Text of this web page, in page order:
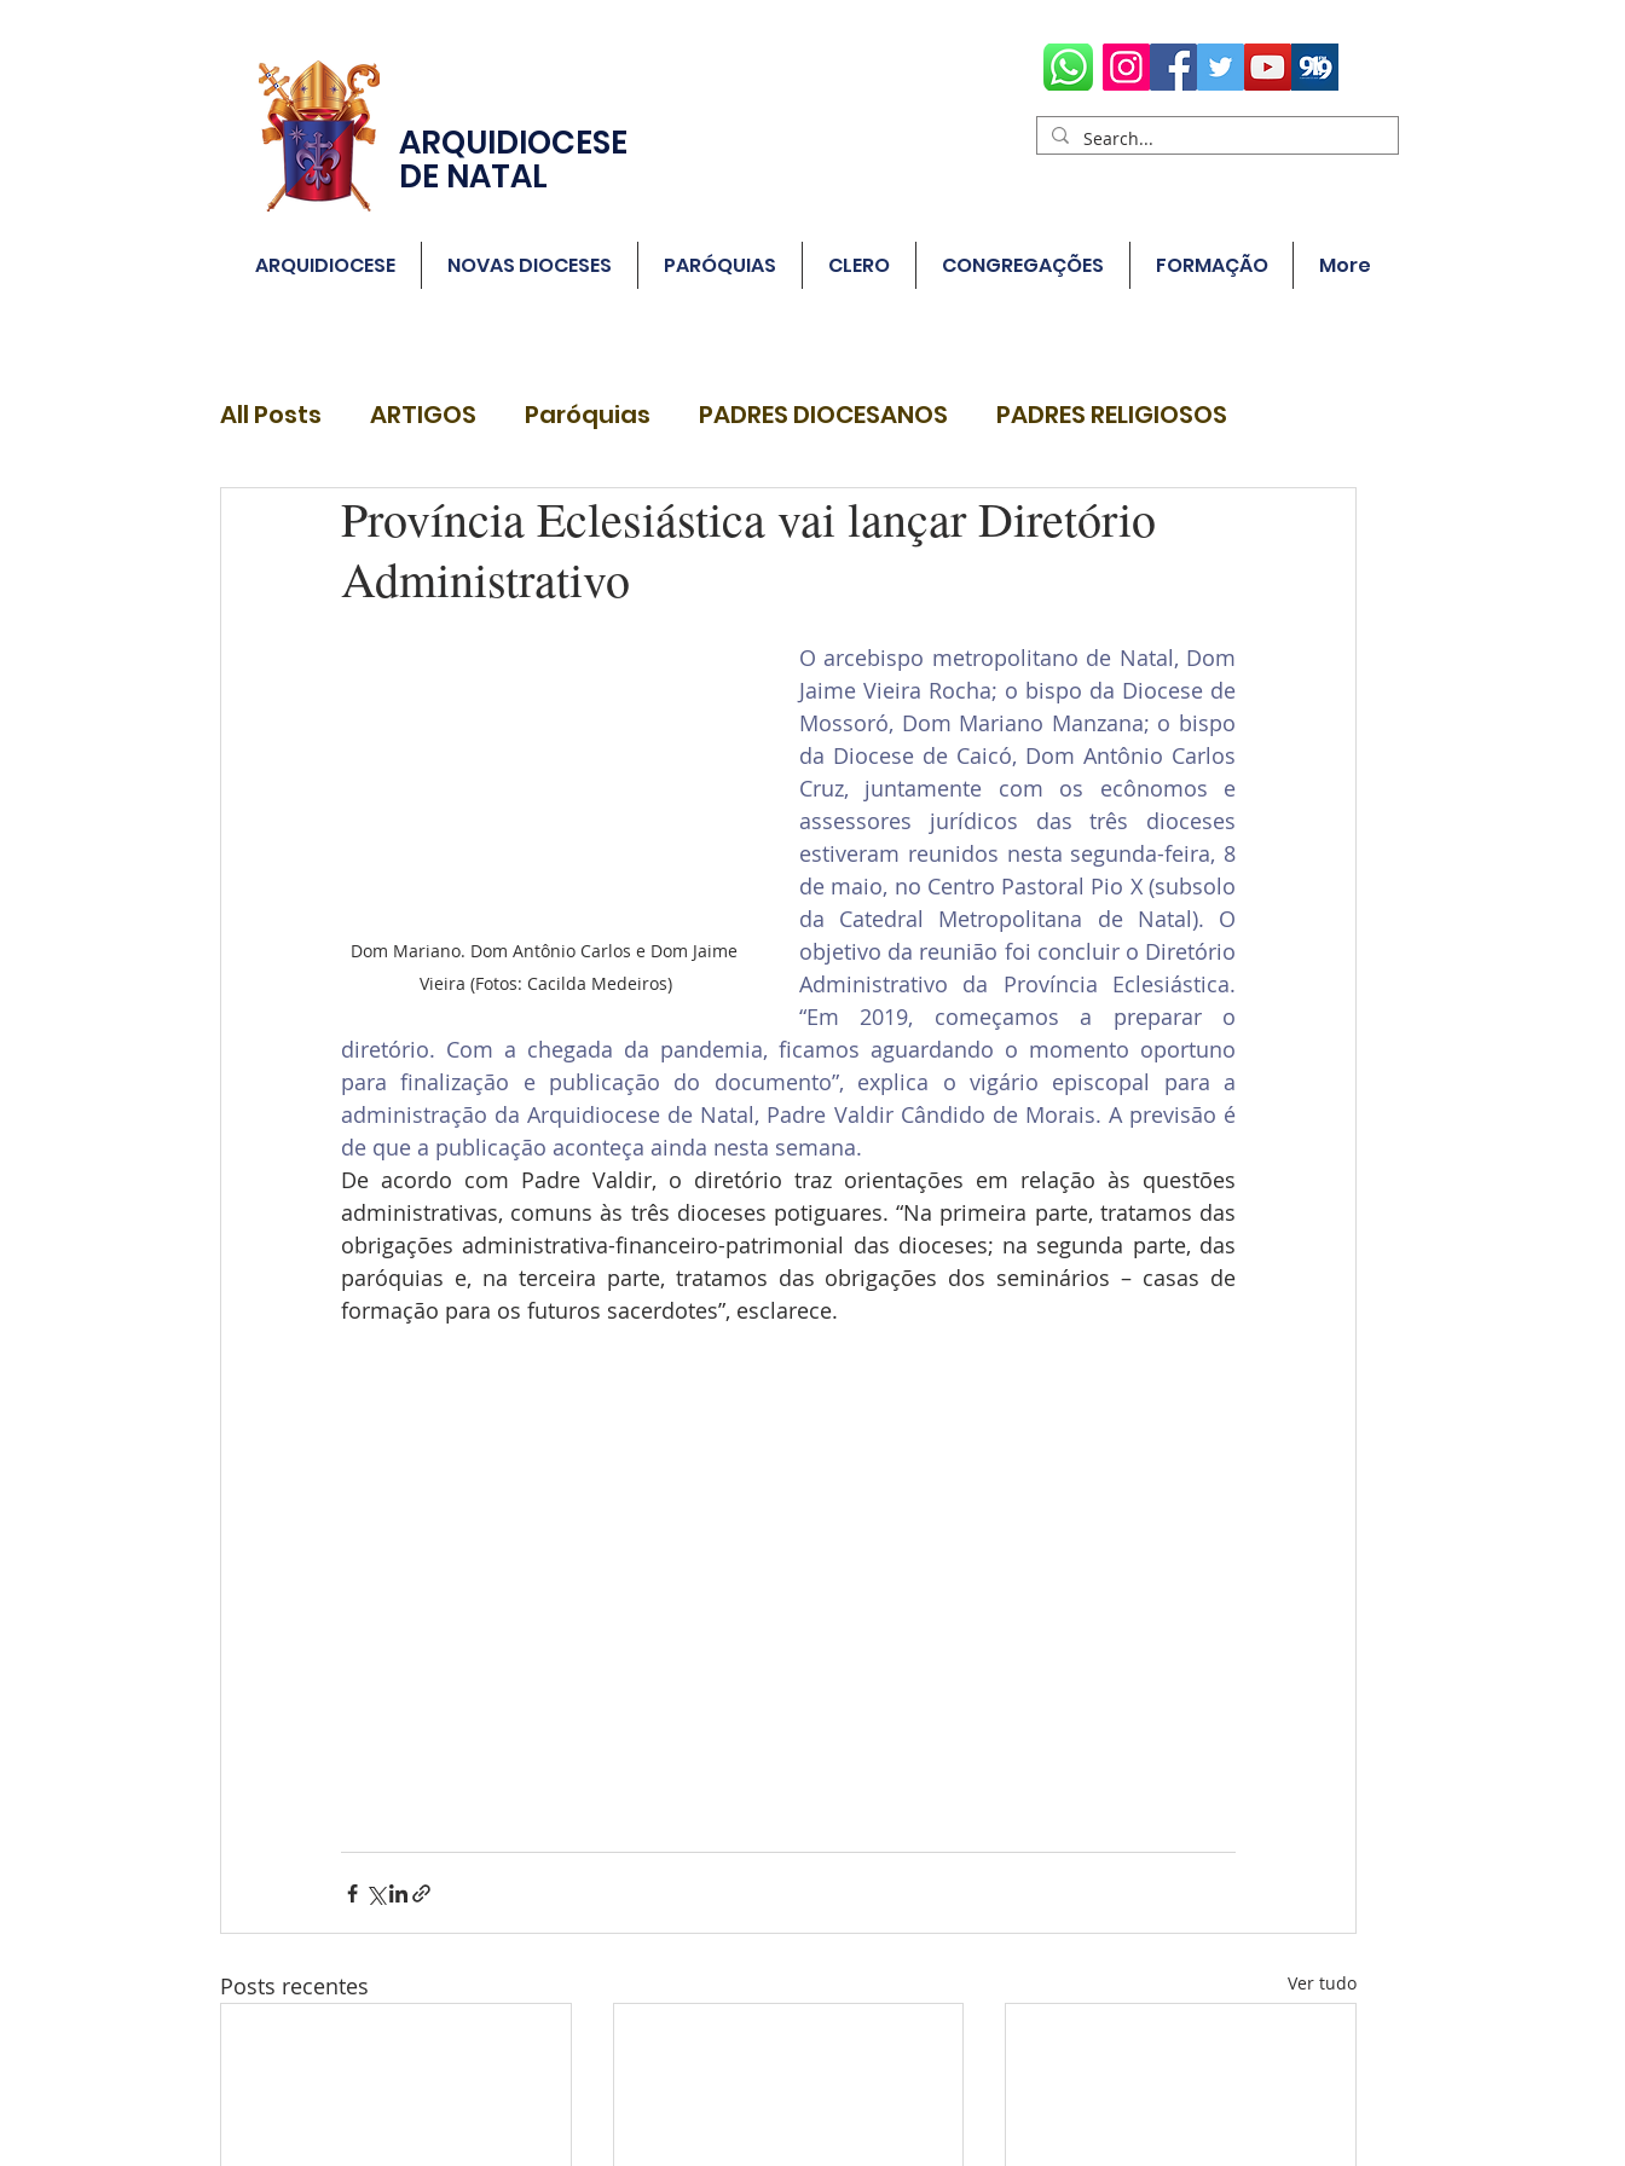
ARQUIDIOCESE
DE NATAL
ARQUIDIOCESE NOVAS DIOCESES PARÓQUIAS CLERO CONGREGAÇÕES FORMAÇÃO More
All Posts ARTIGOS Paróquias PADRES DIOCESANOS PADRES RELIGIOSOS
DIÁCONOSProvíncia Eclesiástica vai lançar Diretório
Administrativo
Dom Mariano. Dom Antônio Carlos e Dom Jaime
Vieira (Fotos: Cacilda Medeiros)
O arcebispo metropolitano de Natal, Dom
Jaime Vieira Rocha; o bispo da Diocese de
Mossoró, Dom Mariano Manzana; o bispo
da Diocese de Caicó, Dom Antônio Carlos
Cruz, juntamente com os ecônomos e
assessores jurídicos das três dioceses
estiveram reunidos nesta segunda-feira, 8
de maio, no Centro Pastoral Pio X (subsolo
da Catedral Metropolitana de Natal). O
objetivo da reunião foi concluir o Diretório
Administrativo da Província Eclesiástica.
“Em 2019, começamos a preparar o
diretório. Com a chegada da pandemia, ficamos aguardando o momento oportuno
para finalização e publicação do documento”, explica o vigário episcopal para a
administração da Arquidiocese de Natal, Padre Valdir Cândido de Morais. A previsão é
de que a publicação aconteça ainda nesta semana.
De acordo com Padre Valdir, o diretório traz orientações em relação às questões
administrativas, comuns às três dioceses potiguares. “Na primeira parte, tratamos das
obrigações administrativa-financeiro-patrimonial das dioceses; na segunda parte, das
paróquias e, na terceira parte, tratamos das obrigações dos seminários – casas de
formação para os futuros sacerdotes”, esclarece.
Posts recentes Ver tudo